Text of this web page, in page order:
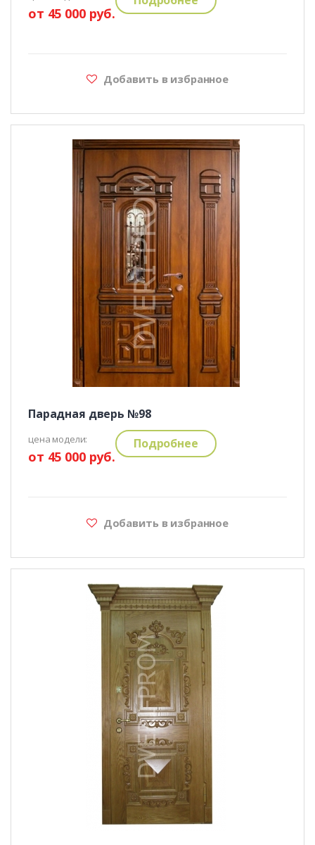
от 45 000 руб.
Добавить в избранное
Парадная дверь №98
цена модели:
от 45 000 руб.
Подробнее
Добавить в избранное